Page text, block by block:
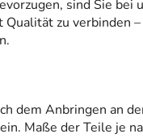
sind Sie bei
zu verbinden
dem Anbringen an
Maße der Teile je